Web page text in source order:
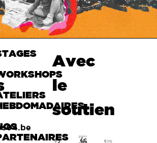
Avec
le
soutien